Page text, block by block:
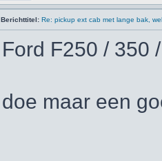
Berichttitel: Re: pickup ext cab met lange bak,
Ford F250 / 350
doe maar een